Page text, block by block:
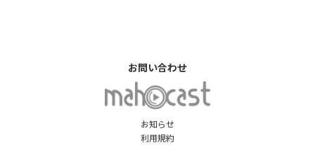
お知らせ
利用規約
お問い合わせ